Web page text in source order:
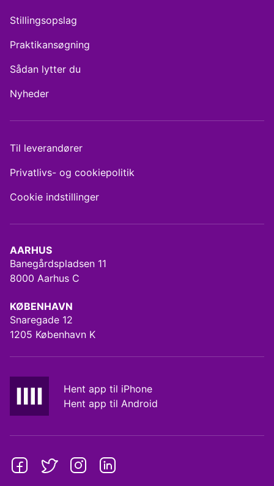
AARHUS
Banegårdspladsen 11
8000 Aarhus C
KØBENHAVN
Snaregade 12
1205 København K
Hent app til iPhone
Hent app til Android
Stillingsopslag
Praktikansøgning
Sådan lytter du
Nyheder
Til leverandører
Privatlivs- og cookiepolitik
Cookie indstillinger